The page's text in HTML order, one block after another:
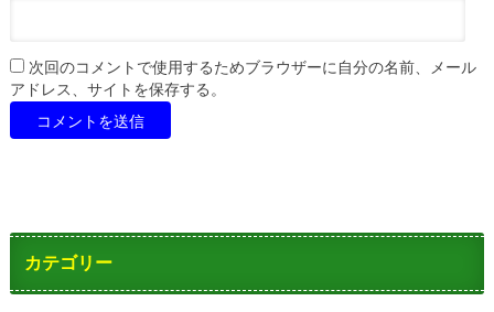
次回のコメントで使用するためブラウザーに自分の名前、メール
アドレス、サイトを保存する。
カテゴリー